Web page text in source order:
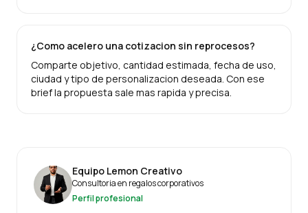
¿Como acelero una cotizacion sin reprocesos?
Comparte objetivo, cantidad estimada, fecha de uso,
ciudad y tipo de personalizacion deseada. Con ese
brief la propuesta sale mas rapida y precisa.
Equipo Lemon Creativo
Consultoria en regalos corporativos
Perfil profesional